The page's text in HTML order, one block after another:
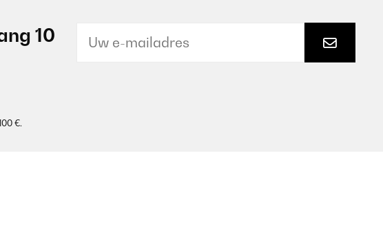
10
€.